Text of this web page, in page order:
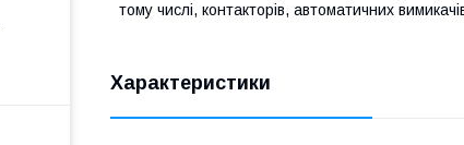
тому числі, контакторів, автоматичних
Характеристики